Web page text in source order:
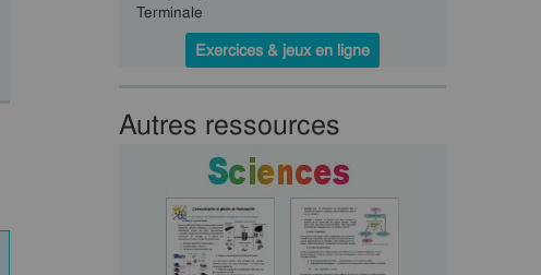
Terminale
Exercices & jeux en ligne
Autres ressources